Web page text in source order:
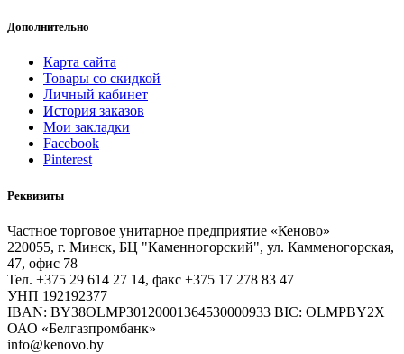
Дополнительно
Карта сайта
Товары со скидкой
Личный кабинет
История заказов
Мои закладки
Facebook
Pinterest
Реквизиты
Частное торговое унитарное предприятие «Кеново»
220055, г. Минск, БЦ "Каменногорский", ул. Камменогорская,
47, офис 78
Тел. +375 29 614 27 14, факс +375 17 278 83 47
УНП 192192377
IBAN: BY38OLMP30120001364530000933 BIC: OLMPBY2X
ОАО «Белгазпромбанк»
info@kenovo.by